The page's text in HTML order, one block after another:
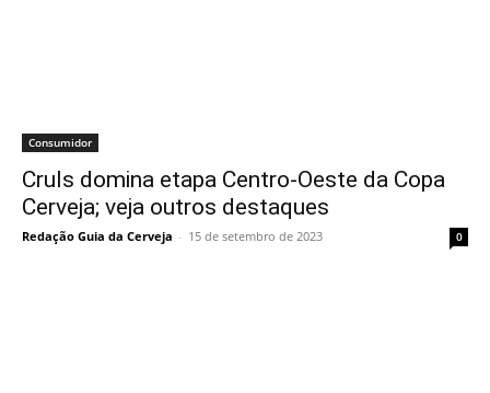
Consumidor
Cruls domina etapa Centro-Oeste da Copa
Cerveja; veja outros destaques
Redação Guia da Cerveja - 15 de setembro de 2023 0